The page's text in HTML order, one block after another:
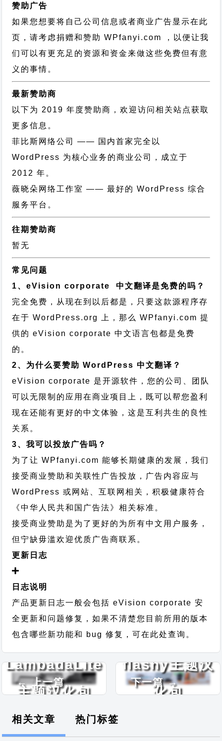
赞助广告
如果您想要将自己公司信息或者商业广告显示在此
页，请考虑捐赠和赞助 WPfanyi.com ，以便让我
们可以有更充足的资源和资金来做这些免费但有意
义的事情。
最新赞助商
以下为 2019 年度赞助商，欢迎访问相关站点获取
更多信息。
菲比斯网络公司
—— 国内首家完全以
WordPress 为核心业务的商业公司，成立于
2012 年。
薇晓朵网络工作室 —— 最好的 WordPress 综合
服务平台。
往期赞助商
暂无
常见问题
1、eVision corporate 中文翻译是免费的吗？
完全免费，从现在到以后都是，只要这款源程序存
在于 WordPress.org 上，那么 WPfanyi.com 提
供的 eVision corporate 中文语言包都是免费
的。
2、为什么要赞助 WordPress 中文翻译？
eVision corporate 是开源软件，您的公司、团队
可以无限制的应用在商业项目上，既可以帮您盈利
现在还能有更好的中文体验，这是互利共生的良性
关系。
3、我可以投放广告吗？
为了让 WPfanyi.com 能够长期健康的发展，我们
接受商业赞助和关联性广告投放，广告内容应与
WordPress 或网站、互联网相关，积极健康符合
《中华人民共和国广告法》相关标准。
接受商业赞助是为了更好的为所有中文用户服务，
但宁缺毋滥欢迎优质广告商联系。
更新日志
日志说明
产品更新日志一般会包括 eVision corporate 安
全更新和问题修复，如果不清楚您目前所用的版本
包含哪些新功能和 bug 修复，可在此处查询。
← 上一篇
LambadaLite
主题汉化包
下一篇 →
flashy主题汉
化包
相关文章 热门标签